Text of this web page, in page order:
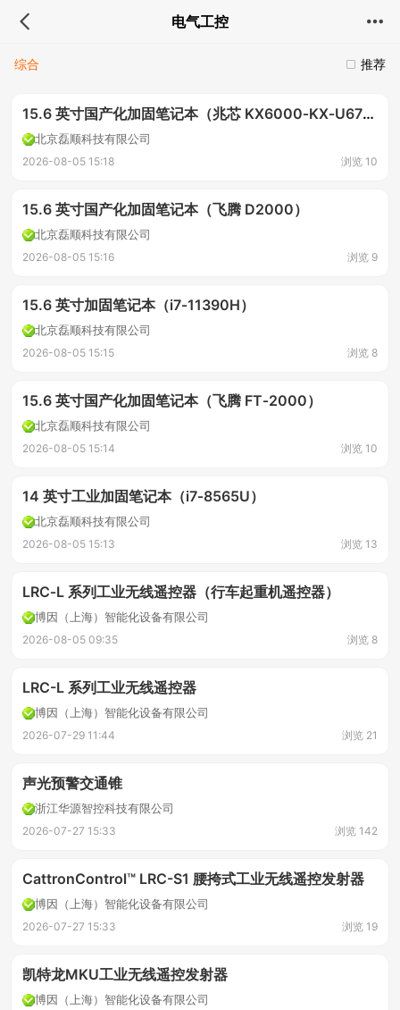
电气工控
推荐
综合
15.6 英寸国产化加固笔记本（兆芯 KX6000‑KX‑U6780A）
北京磊顺科技有限公司
2026-08-05 15:18 浏览 10
15.6 英寸国产化加固笔记本（飞腾 D2000）
北京磊顺科技有限公司
2026-08-05 15:16 浏览 9
15.6 英寸加固笔记本（i7‑11390H）
北京磊顺科技有限公司
2026-08-05 15:15 浏览 8
15.6 英寸国产化加固笔记本（飞腾 FT‑2000）
北京磊顺科技有限公司
2026-08-05 15:14 浏览 10
14 英寸工业加固笔记本（i7‑8565U）
北京磊顺科技有限公司
2026-08-05 15:13 浏览 13
LRC‑L 系列工业无线遥控器（行车起重机遥控器）
博因（上海）智能化设备有限公司
2026-08-05 09:35 浏览 8
LRC-L 系列工业无线遥控器
博因（上海）智能化设备有限公司
2026-07-29 11:44 浏览 21
声光预警交通锥
浙江华源智控科技有限公司
2026-07-27 15:33 浏览 142
CattronControl™ LRC-S1 腰挎式工业无线遥控发射器
博因（上海）智能化设备有限公司
2026-07-27 15:33 浏览 19
凯特龙MKU工业无线遥控发射器
博因（上海）智能化设备有限公司